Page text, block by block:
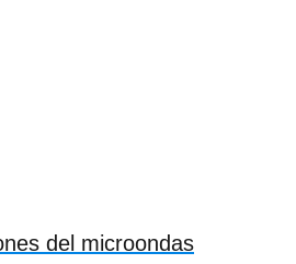
del microondas